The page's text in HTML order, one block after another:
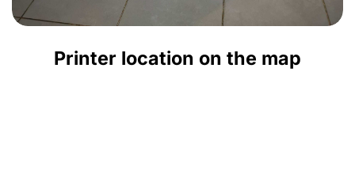
Printer location on the map